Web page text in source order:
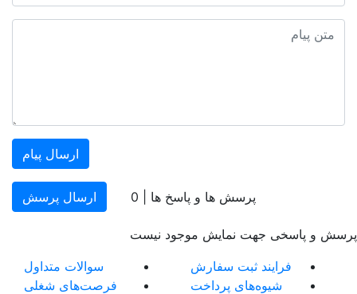
ارسال پیام
پرسش ها و پاسخ ها | 0 ارسال پرسش
پرسش و پاسخی جهت نمایش موجود نیست
فرایند ثبت سفارش
شیوه‌های پرداخت
سوالات متداول
فرصت‌های شغلی